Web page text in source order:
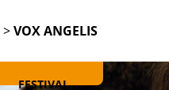
>VOX ANGELIS
FESTIVAL